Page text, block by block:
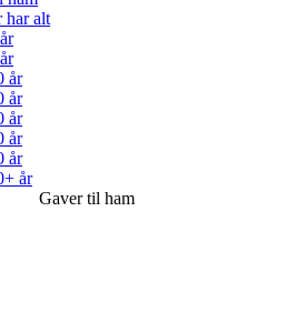
har alt
år
år
år
år
år
år